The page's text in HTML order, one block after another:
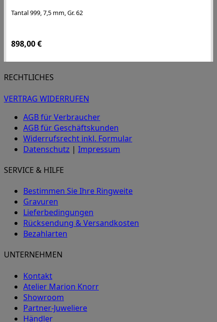
Tantal 999, 7,5 mm, Gr. 62
898,00€
RECHTLICHES
VERTRAG WIDERRUFEN
AGB für Verbraucher
AGB für Geschäftskunden
Widerrufsrecht inkl. Formular
Datenschutz | Impressum
SERVICE & HILFE
Bestimmen Sie Ihre Ringweite
Gravuren
Lieferbedingungen
Rücksendung & Versandkosten
Bezahlarten
UNTERNEHMEN
Kontakt
Atelier Marion Knorr
Showroom
Partner-Juweliere
Händler